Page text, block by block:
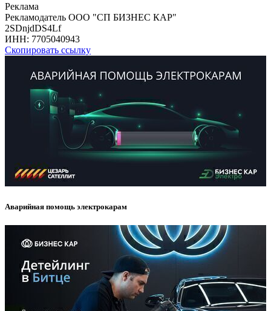
Реклама
Рекламодатель ООО "СП БИЗНЕС КАР"
2SDnjdDS4Lf
ИНН: 7705040943
Скопировать ссылку
Аварийная помощь электрокарам